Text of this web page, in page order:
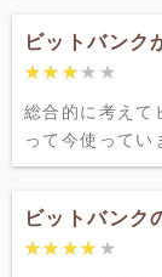
ビットバンク
★★★★★
★★★★★
総合的に考えて
って今使ってい
ビットバンク
★★★★★
★★★★★